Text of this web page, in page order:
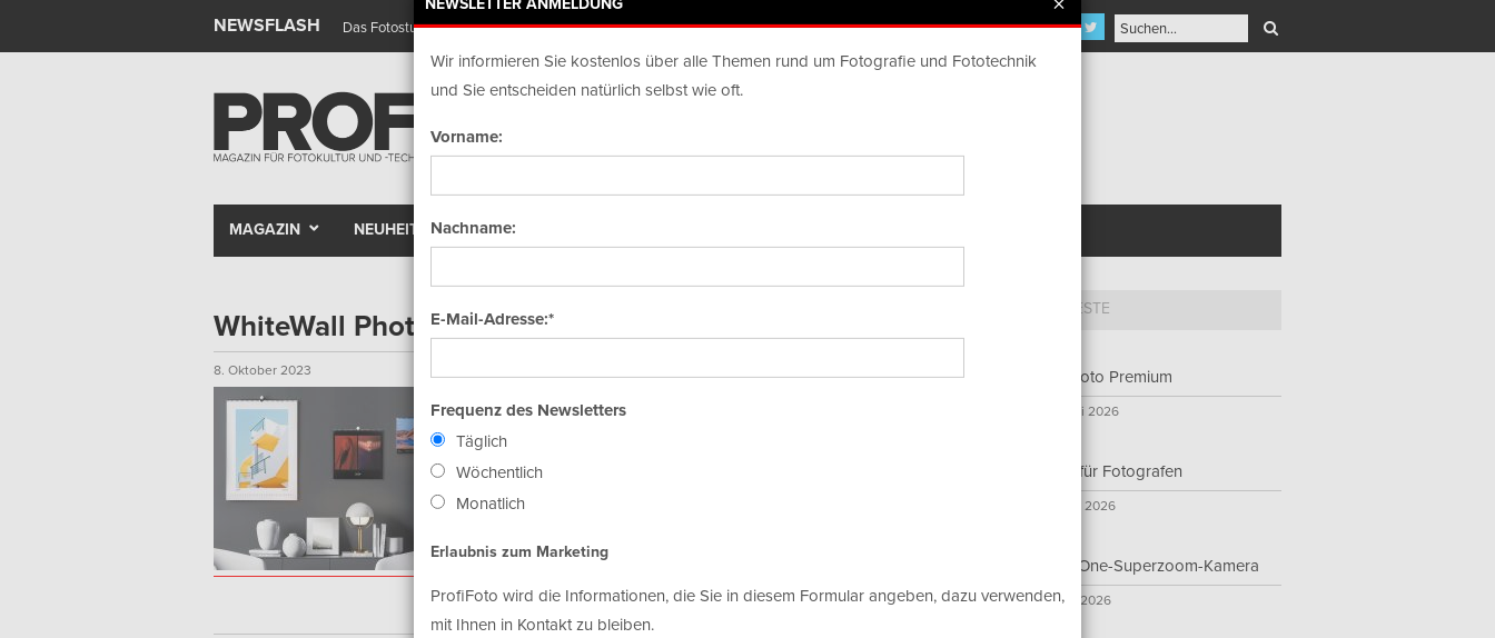
NEWSFLASH Das Fotostudio wird zur Plattform Newsletter-Anmeldung
MAGAZIN NEUHEITEN TEST
WhiteWall Photo Calendars 1@WhiteWal
8. Oktober 2023
NEUESTE
ProfiFoto Premium
23. Juni 2026
E-Ink für Fotografen
16. Juni 2026
All-in-One-Superzoom-Kamera
12. Juli 2026
Wir informieren Sie kostenlos über alle Themen rund um Fotografie und Fototechnik
und Sie entscheiden natürlich selbst wie oft.
Vorname:
Nachname:
E-Mail-Adresse:*
Frequenz des Newsletters
Täglich
Wöchentlich
Monatlich
Erlaubnis zum Marketing
ProfiFoto wird die Informationen, die Sie in diesem Formular angeben, dazu verwenden,
mit Ihnen in Kontakt zu bleiben.